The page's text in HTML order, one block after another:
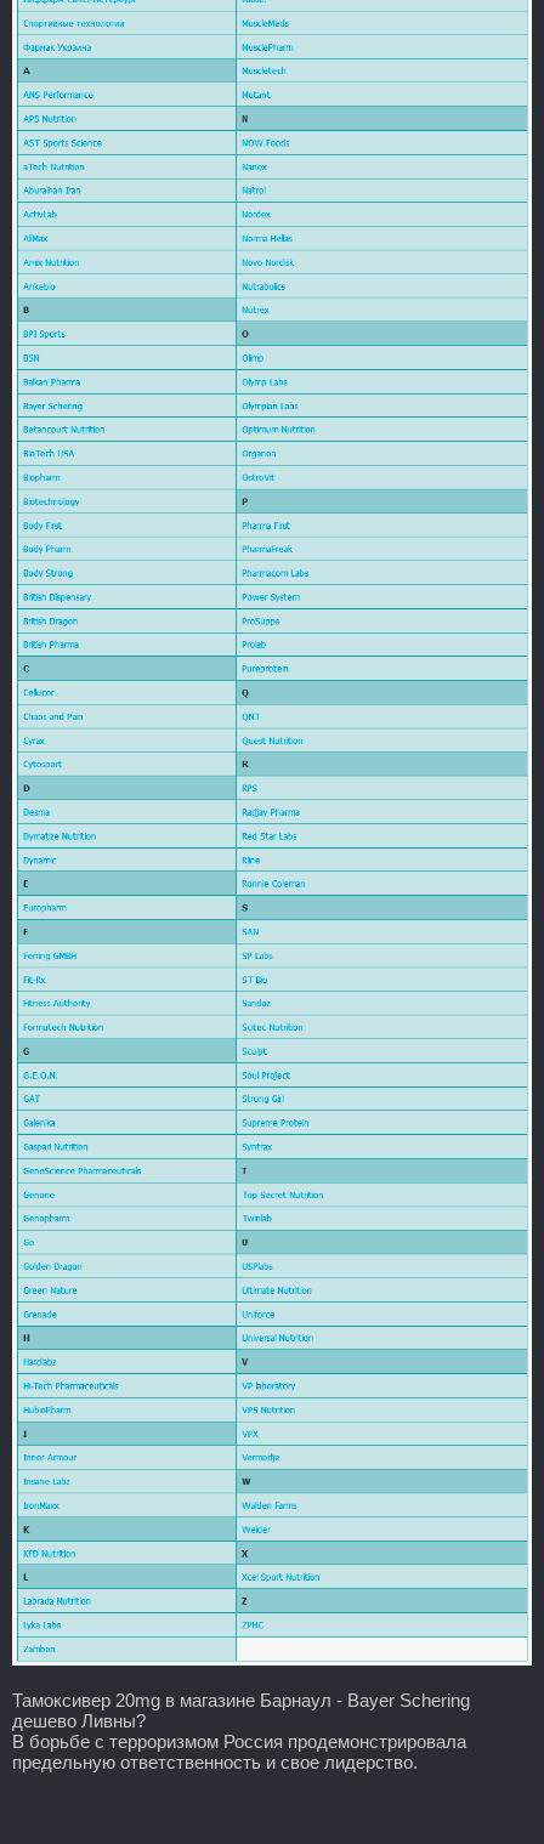
Тамоксивер 20mg в магазине Барнаул - Bayer Schering
дешево Ливны?
В борьбе с терроризмом Россия продемонстрировала
предельную ответственность и свое лидерство.